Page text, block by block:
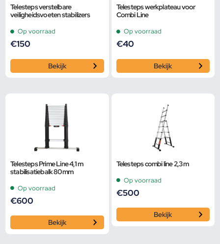
Telesteps verstelbare
veiligheidsvoeten stabilizers
Op voorraad
€150
Bekijk
Telesteps werkplateau voor
Combi Line
Op voorraad
€40
Bekijk
Telesteps Prime Line 4,1 m
stabilisatiebalk 80 mm
Op voorraad
€600
Bekijk
Telesteps combi line 2,3 m
Op voorraad
€500
Bekijk